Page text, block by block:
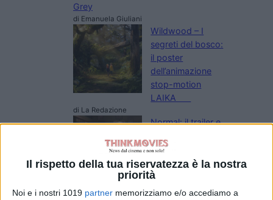
Il rispetto della tua riservatezza è la nostra
priorità
Noi e i nostri 1019 partner memorizziamo e/o accediamo a
Grey
di Emanuela Giuliani
Wildwood – I
segreti del bosco:
il poster
dell’animazione
stop-motion
LAIKA
di La Redazione
Normal: il trailer e
nuovo film di Ben
Wheatley
di La Redazione
Godzilla Minus